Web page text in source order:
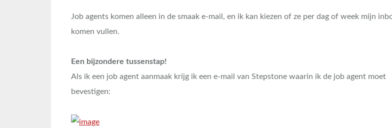
Job agents komen alleen in de smaak e-mail, en ik kan kiezen of ze per dag of week mijn
komen vullen.
Een bijzondere tussenstap!
Als ik een job agent aanmaak krijg ik een e-mail van Stepstone waarin ik de job agent moet
bevestigen: